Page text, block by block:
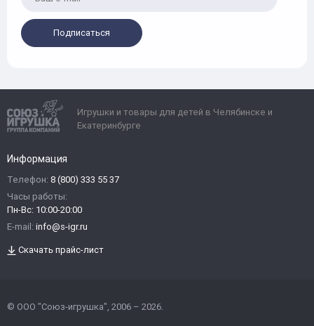
Подписаться
Игрушки и товары для детей в Челябинске и
Екатеринбурге
Информация
Телефон: 8 (800) 333 55 37
Часы работы:
Пн-Вс: 10:00-20:00
E-mail: info@s-igr.ru
Скачать прайс-лист
© ООО "Союз-игрушка", 2006 – 2026.